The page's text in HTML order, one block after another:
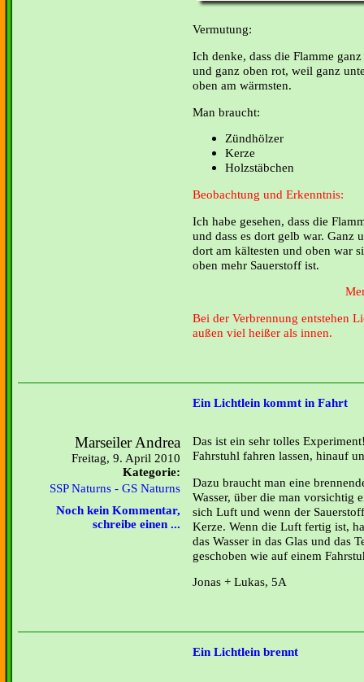
Vermutung:
Ich denke, dass die Flamme
und ganz oben rot, weil ganz
oben am wärmsten.
Man braucht:
Zündhölzer
Kerze
Holzstäbchen
Beobachtung und Erkenntnis:
Ich habe gesehen, dass die
und dass es dort gelb war. Ganz
dort am kältesten und oben war
oben mehr Sauerstoff ist.
Bei der Verbrennung entstehen
außen viel heißer als innen.
Ein Lichtlein kommt in Fahrt
Marseiler Andrea
Freitag, 9. April 2010
Kategorie:
SSP Naturns - GS Naturns
Noch kein Kommentar,
schreibe einen ...
Das ist ein sehr tolles
Fahrstuhl fahren lassen, hinauf
Dazu braucht man eine
Wasser, über die man vorsichtig
sich Luft und wenn der
Kerze. Wenn die Luft fertig ist,
das Wasser in das Glas und das
geschoben wie auf einem
Jonas + Lukas, 5A
Ein Lichtlein brennt